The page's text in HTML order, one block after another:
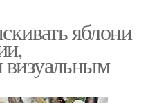
яблони